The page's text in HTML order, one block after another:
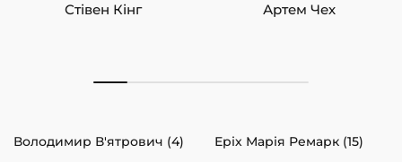
Стівен Кінг Артем Чех
Володимир В'ятрович (4)
Еріх Марія Ремарк (15)